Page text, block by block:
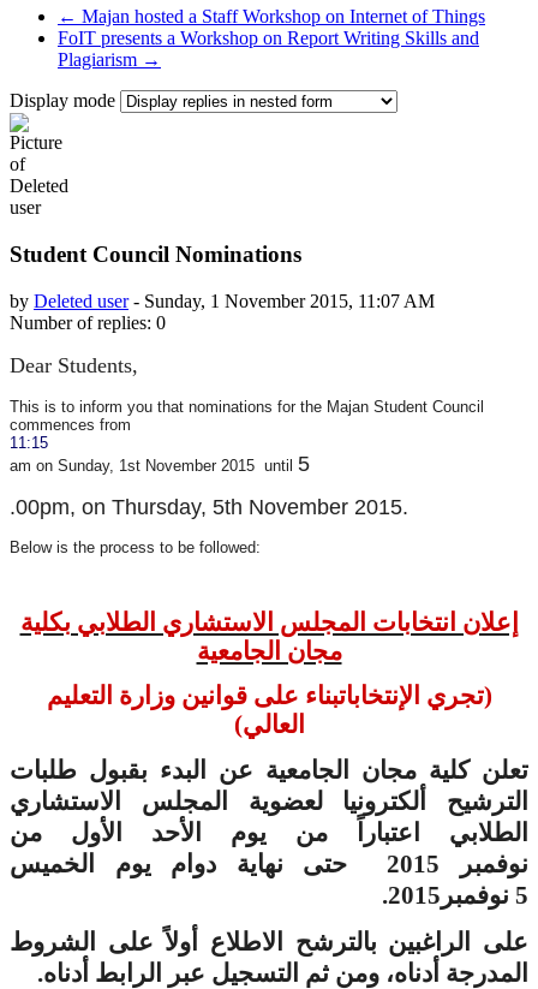
← Majan hosted a Staff Workshop on Internet of Things
FoIT presents a Workshop on Report Writing Skills and
Plagiarism →
Display mode
Student Council Nominations
by Deleted user- Sunday, 1 November 2015, 11:07 AM
Number of replies: 0
Dear Students,
This is to inform you that nominations for the Majan Student Council
commences from
​11:15​
am on Sunday, 1st November 2015 until 5
.00pm, on Thursday, 5th November 2015.
Below is the process to be followed:
إعلان انتخابات المجلس الاستشاري الطلابي بكلية
مجان الجامعية
(تجري الإنتخاباتبناء على قوانين وزارة التعليم
العالي)
تعلن كلية مجان الجامعية عن
البدء بقبول طلبات
الترشيح ألكترونيا لعضوية المجلس الاستشاري
الطلابي اعتباراً من يوم
الأحد الأول من
نوفمبر
2015 حتى نهاية دوام يوم الخميس
5 نوفمبر 2015.
على الراغبين بالترشح الاطلاع أولاً على الشروط
المدرجة أدناه، ومن ثم التسجيل عبر الرابط أدناه.